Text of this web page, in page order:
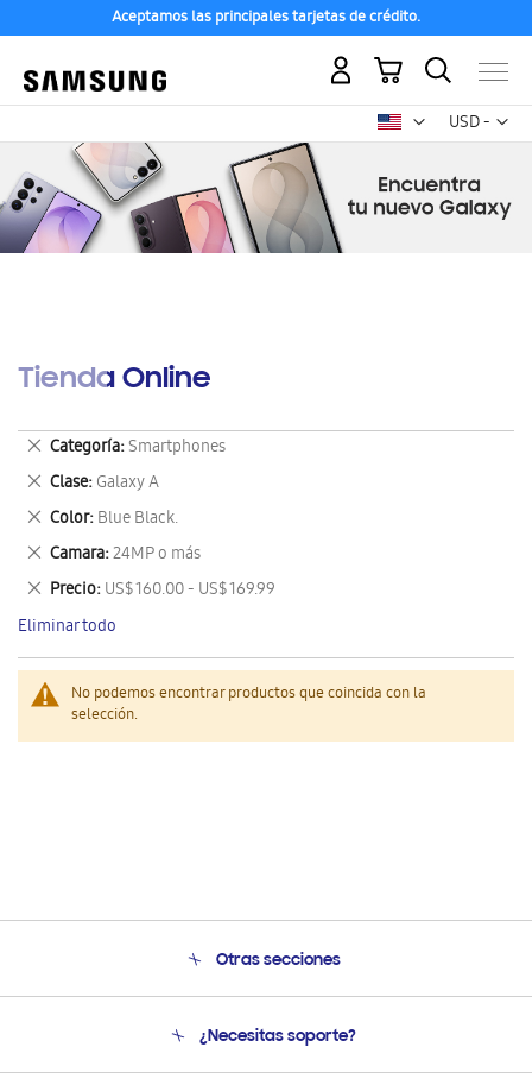
Aceptamos las principales tarjetas de crédito.
USD -
dólar
Mi carrito
Tienda Online
No podemos encontrar productos que coincida con la
selección.
Categoría Smartphones
Eliminar
este
artículo
Clase Galaxy A
Eliminar
este
artículo
Color Blue Black.
Eliminar
este
artículo
Camara 24MP o más
Eliminar
este
artículo
Precio US$ 160.00 - US$ 169.99
Eliminar
este
artículo
Eliminar todo
Otras secciones
Soporte
¿Necesitas soporte?